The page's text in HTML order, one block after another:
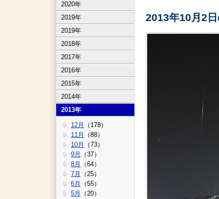
2020年
2019年
2019年
2018年
2017年
2016年
2015年
2014年
2013年
12月
（178）
11月
（88）
10月
（73）
9月
（37）
8月
（64）
7月
（25）
6月
（55）
5月
（20）
2013年10月2